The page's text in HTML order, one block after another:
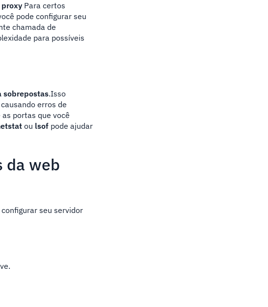
proxy Para certos
pode configurar seu
chamada de
para possíveis
sobrepostas.Isso
erros de
portas que você
ou lsof pode ajudar
da web
seu servidor